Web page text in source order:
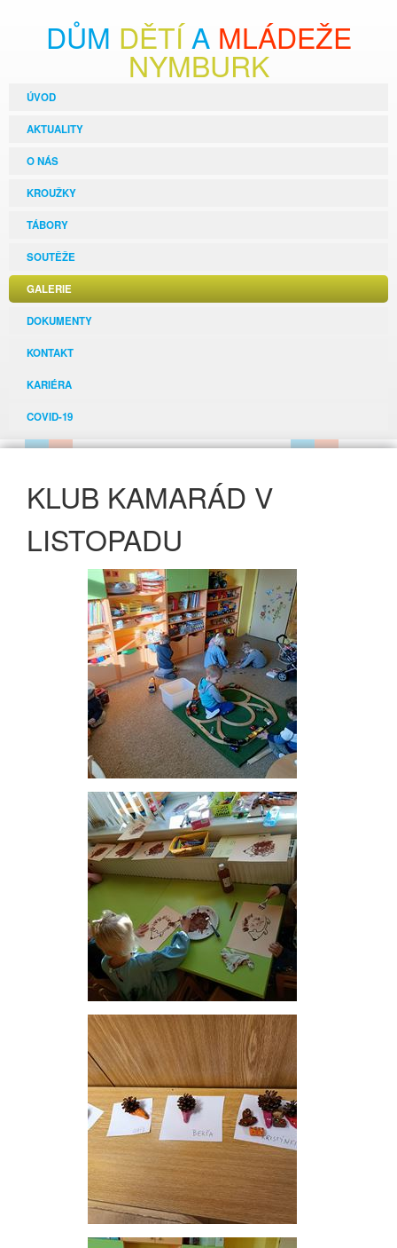
DŮM DĚTÍ A MLÁDEŽE
NYMBURK
ÚVOD
AKTUALITY
O NÁS
KROUŽKY
TÁBORY
SOUTĚŽE
GALERIE
DOKUMENTY
KONTAKT
KARIÉRA
COVID-19
KLUB KAMARÁD V
LISTOPADU